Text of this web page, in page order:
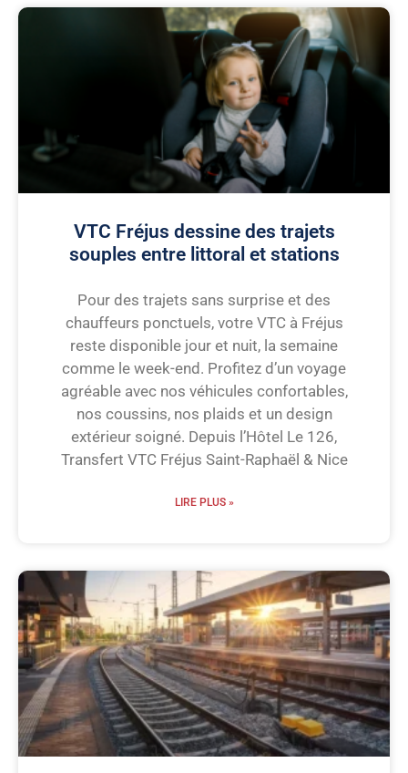
VTC Fréjus dessine des trajets
souples entre littoral et stations
Pour des trajets sans surprise et des
chauffeurs ponctuels, votre VTC à Fréjus
reste disponible jour et nuit, la semaine
comme le week-end. Profitez d’un voyage
agréable avec nos véhicules confortables,
nos coussins, nos plaids et un design
extérieur soigné. Depuis l’Hôtel Le 126,
Transfert VTC Fréjus Saint-Raphaël & Nice
LIRE PLUS »